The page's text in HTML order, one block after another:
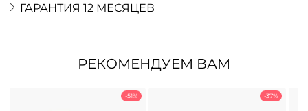
ГАРАНТИЯ 12 МЕСЯЦЕВ
РЕКОМЕНДУЕМ ВАМ
-51% -37%